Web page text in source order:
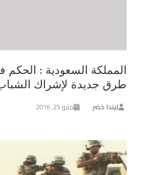
المملكة السعودية : الحكم
طرق جديدة لإشراك الشباب
ليندا خضر مايو 25, 2016